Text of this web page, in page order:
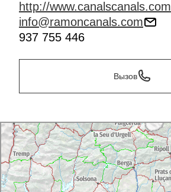
http://www.canalscanals.com
info@ramoncanals.com
937 755 446
Вызов